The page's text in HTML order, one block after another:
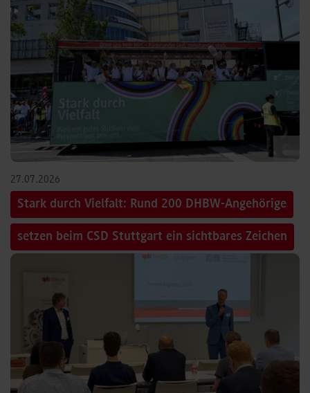
27.07.2026
Stark durch Vielfalt: Rund 200 DHBW-Angehörige
setzen beim CSD Stuttgart ein sichtbares Zeichen